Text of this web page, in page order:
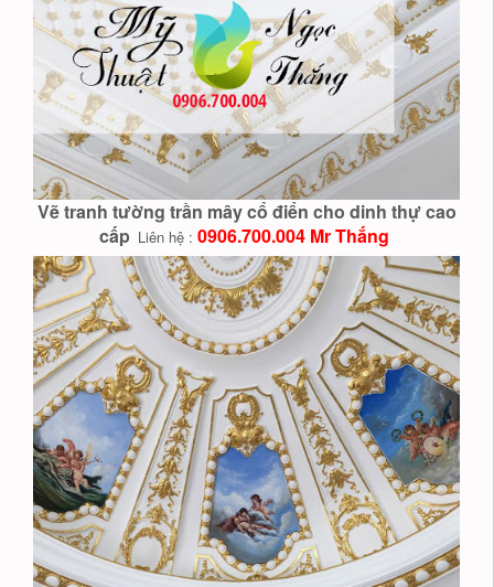
Vẽ tranh tường trần mây cổ điển cho dinh thự cao
cấp Liên hệ : 0906.700.004 Mr Thắng